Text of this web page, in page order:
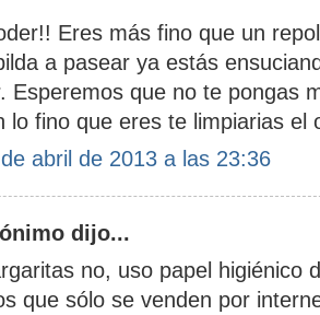
Eres más fino que un
a pasear ya estás
Esperemos que no te pongas
lo fino que eres te limpiarias el
abril de 2013 a las 23:36
dijo...
no, uso papel higiénico
que sólo se venden por